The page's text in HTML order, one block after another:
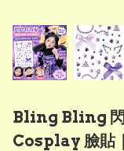
Bling Bling 閃
Cosplay 臉貼